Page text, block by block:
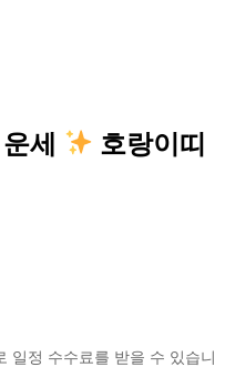
세
호랑이띠
일정 수수료를 받을 수 있습니